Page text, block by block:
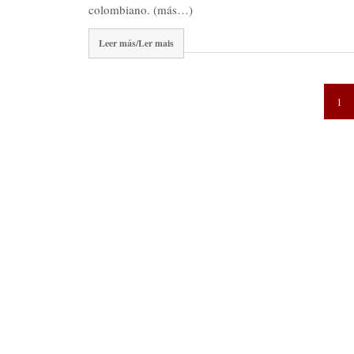
colombiano. (más…)
Leer más/Ler mais
1